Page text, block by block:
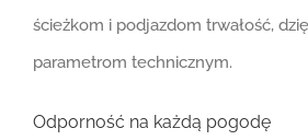
ścieżkom i podjazdom trwałość,
parametrom technicznym.
Odporność na każdą pogodę